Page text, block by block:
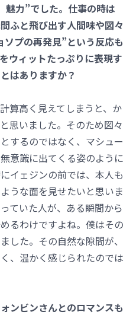
魅力”でした。仕事の時は
ふと飛び出す人間味や図々
ソプの再発見”という反応も
ウィットたっぷりに表現す
はありますか？
算高く見えてしまうと、か
思いました。そのため図々
するのではなく、マシュー
意識に出てくる姿のように
イェジンの前では、本人も
うな面を見せたいと思いま
ていた人が、ある瞬間から
るわけですよね。僕はその
した。その自然な隙間が、
、温かく感じられたのでは
ォンビンさんとのロマンスも